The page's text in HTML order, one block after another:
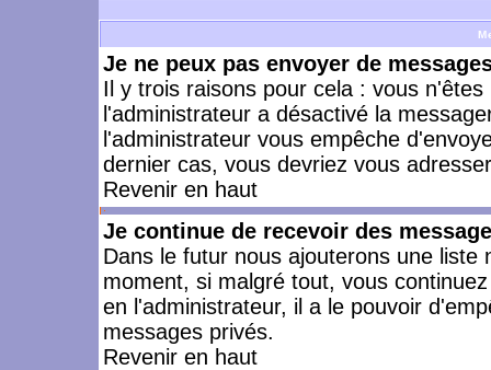
Je ne peux pas envoyer de
Il y trois raisons pour cela : vous
l'administrateur a désactivé la
l'administrateur vous empêche
dernier cas, vous devriez vous
Revenir en haut
Je continue de recevoir des
Dans le futur nous ajouterons une
moment, si malgré tout, vous
en l'administrateur, il a le pouvoir
messages privés.
Revenir en haut